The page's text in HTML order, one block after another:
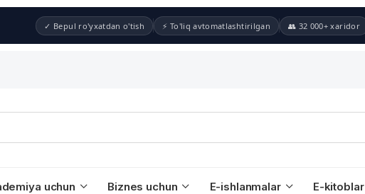
✓ Bepul ro'yxatdan o'tish ⚡ To'liq avtomatlashtirilgan 👥 32 000+ xaridor
uchun Biznes uchun E-ishlanmalar E-kitoblar